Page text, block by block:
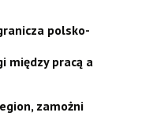
polsko-
między pracą a
zamożni